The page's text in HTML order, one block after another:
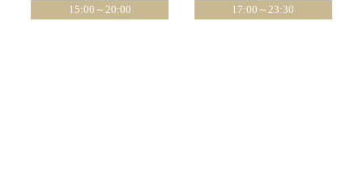
15:00～20:00 17:00～23:30